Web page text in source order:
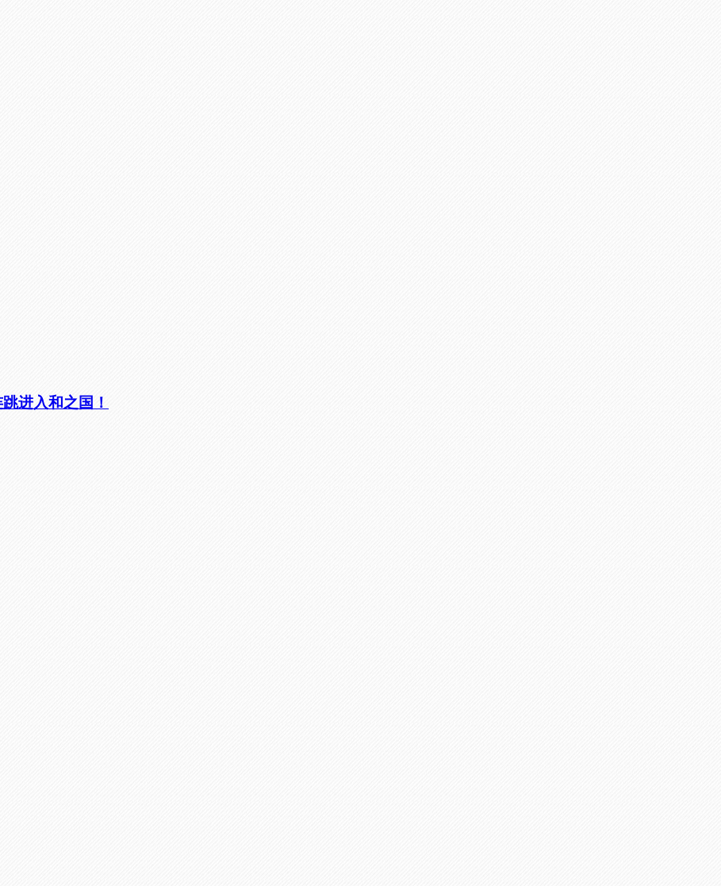
进入和之国！